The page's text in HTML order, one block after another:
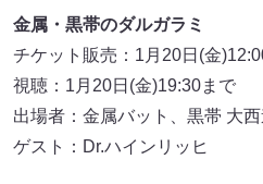
金属・黒帯のダルガラミ
チケット販売：1月20日(金
視聴：1月20日(金)19:30まで
出場者：金属バット、黒帯 大西
ゲスト：Dr.ハインリッヒ